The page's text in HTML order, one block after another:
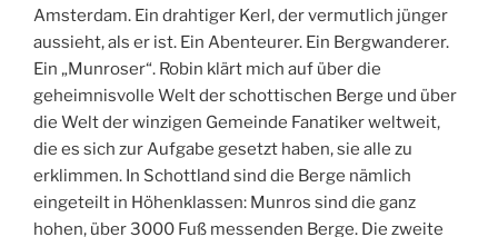
Amsterdam. Ein drahtiger Kerl, der vermutlich jünger
aussieht, als er ist. Ein Abenteurer. Ein Bergwanderer.
Ein „Munroser“. Robin klärt mich auf über die
geheimnisvolle Welt der schottischen Berge und über
die Welt der winzigen Gemeinde Fanatiker weltweit,
die es sich zur Aufgabe gesetzt haben, sie alle zu
erklimmen. In Schottland sind die Berge nämlich
eingeteilt in Höhenklassen: Munros sind die ganz
hohen, über 3000 Fuß messenden Berge. Die zweite